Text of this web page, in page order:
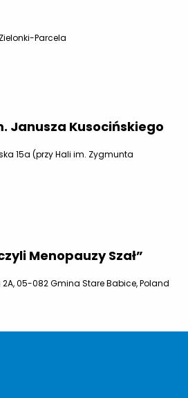
Parcela
Janusza Kusocińskiego
15a (przy Hali im. Zygmunta
Menopauzy Szał”
2A, 05-082 Gmina Stare Babice, Poland